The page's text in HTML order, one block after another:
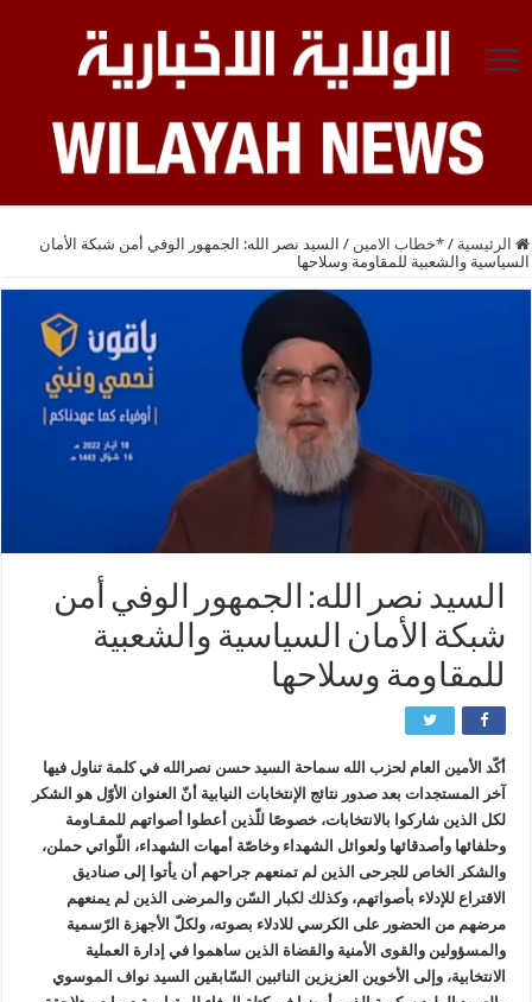
الرئيسية / *خطاب الامين / السيد نصر الله: الجمهور الوفي أمن شبكة الأمان
السياسية والشعبية للمقاومة وسلاحها
السيد نصر الله: الجمهور الوفي أمن
شبكة الأمان السياسية والشعبية
للمقاومة وسلاحها
أكّد الأمين العام لحزب الله سماحة السيد حسن نصرالله في كلمة تناول فيها
آخر المستجدات بعد صدور نتائج الإنتخابات النيابية أنّ العنوان الأوّل هو الشكر
لكل الذين شاركوا بالانتخابات، خصوصًا للّذين أعطوا أصواتهم للمقـاومة
وحلفائها وأصدقائها ولعوائل الشهداء وخاصّة أمهات الشهداء، اللّواتي حملن،
والشكر الخاص للجرحى الذين لم تمنعهم جراحهم أن يأتوا إلى صناديق
الاقتراع للإدلاء بأصواتهم، وكذلك لكبار السّن والمرضى الذين لم يمنعهم
مرضهم من الحضور على الكرسي للادلاء بصوته، ولكلّ الأجهزة الرّسمية
والمسؤولين والقوى الأمنية والقضاة الذين ساهموا في إدارة العملية
الانتخابية، وإلى الأخوين العزيزين النائبين السّابقين السيد نواف الموسوي